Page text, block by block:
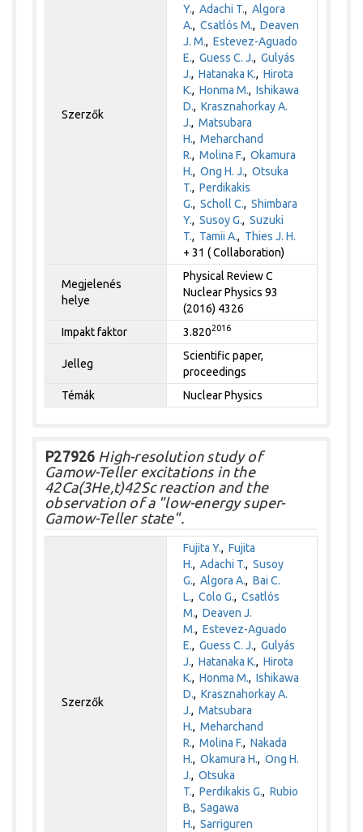
Szerzők
Y.,Adachi T.,Algora
A.,Csatlós M.,Deaven
J. M.,Estevez-Aguado
E.,Guess C. J.,Gulyás
J.,Hatanaka K.,Hirota
K.,Honma M.,Ishikawa
D.,Krasznahorkay A.
J.,Matsubara
H.,Meharchand
R.,Molina F.,Okamura
H.,Ong H. J.,Otsuka
T.,Perdikakis
G.,Scholl C.,Shimbara
Y.,Susoy G.,Suzuki
T., Tamii A., Thies J. H.
+ 31 ( Collaboration)
Megjelenés
helye
Physical Review C
Nuclear Physics 93
(2016) 4326
Impakt faktor
3.8202016
Jelleg
Scientific paper,
proceedings
Témák
Nuclear Physics
P27926 High-resolution study of
Gamow-Teller excitations in the
42Ca(3He,t)42Sc reaction and the
observation of a "low-energy super-
Gamow-Teller state".
Szerzők
Fujita Y.,Fujita
H.,Adachi T.,Susoy
G.,Algora A.,Bai C.
L.,Colo G.,Csatlós
M.,Deaven J.
M.,Estevez-Aguado
E.,Guess C. J.,Gulyás
J.,Hatanaka K.,Hirota
K.,Honma M.,Ishikawa
D.,Krasznahorkay A.
J.,Matsubara
H.,Meharchand
R.,Molina F.,Nakada
H.,Okamura H.,Ong H.
J.,Otsuka
T.,Perdikakis G.,Rubio
B.,Sagawa
H.,Sarriguren